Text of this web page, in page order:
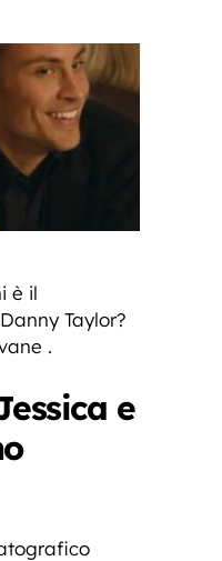
è il
Taylor?
.
e